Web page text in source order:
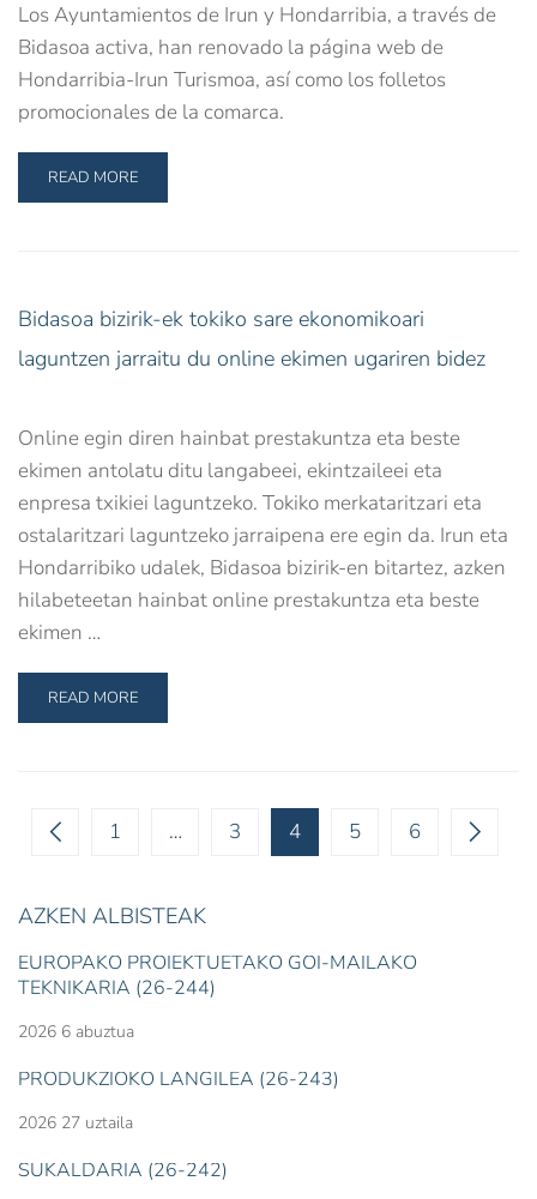
Los Ayuntamientos de Irun y Hondarribia, a través de
Bidasoa activa, han renovado la página web de
Hondarribia-Irun Turismoa, así como los folletos
promocionales de la comarca.
READ MORE
Bidasoa bizirik-ek tokiko sare ekonomikoari
laguntzen jarraitu du online ekimen ugariren bidez
Online egin diren hainbat prestakuntza eta beste
ekimen antolatu ditu langabeei, ekintzaileei eta
enpresa txikiei laguntzeko. Tokiko merkataritzari eta
ostalaritzari laguntzeko jarraipena ere egin da. Irun eta
Hondarribiko udalek, Bidasoa bizirik-en bitartez, azken
hilabeteetan hainbat online prestakuntza eta beste
ekimen …
READ MORE
1 … 3 4 5 6
AZKEN ALBISTEAK
EUROPAKO PROIEKTUETAKO GOI-MAILAKO
TEKNIKARIA (26-244)
2026 6 abuztua
PRODUKZIOKO LANGILEA (26-243)
2026 27 uztaila
SUKALDARIA (26-242)